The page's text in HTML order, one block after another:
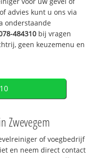
advies kunt u ons via
onderstaande
484310 bij vragen
geen keuzemenu en
Zwevegem
of voegbedrijf
en neem direct contact